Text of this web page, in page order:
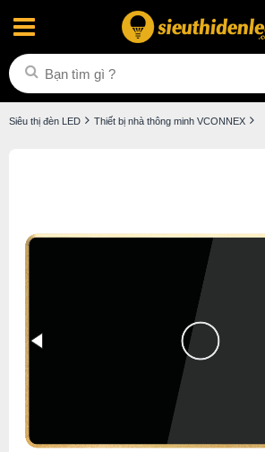
Siêu thị đèn LED Thiết bị nhà thông minh VCONNEX